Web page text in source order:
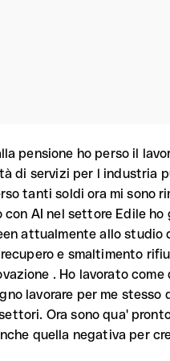
pensione ho perso il
di servizi per l industria
tanti soldi ora mi sono
AI nel settore Edile ho
attualmente allo studio
e smaltimento
. Ho lavorato
lavorare per me stesso
Ora sono qua'
quella negativa per